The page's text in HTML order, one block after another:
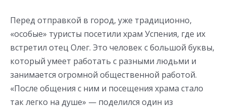
Перед отправкой в город, уже традиционно,
«особые» туристы посетили храм Успения, где их
встретил отец Олег. Это человек с большой буквы,
который умеет работать с разными людьми и
занимается огромной общественной работой.
«После общения с ним и посещения храма стало
так легко на душе» — поделился один из